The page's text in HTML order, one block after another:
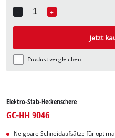
-
Quantity
+
Jetzt
Produkt vergleichen
Elektro-Stab-Heckenschere
GC-HH 9046
Neigbare Schneidaufsätze für